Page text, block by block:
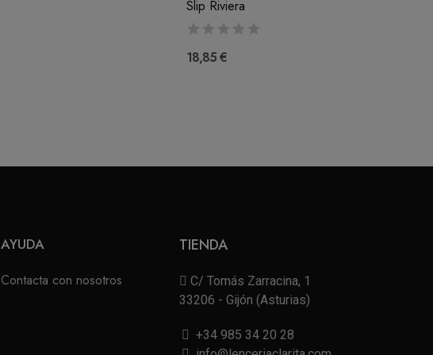
Slip Riviera
18,85 €
AYUDA
Contacta con nosotros
TIENDA
C/ Tomás Zarracina, 1
33206 - Gijón (Asturias)
+34 985 34 20 28